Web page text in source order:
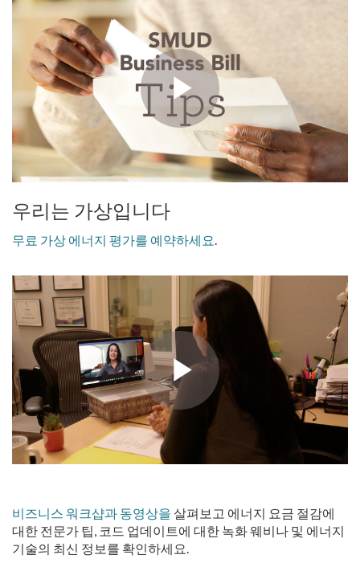
우리는 가상입니다
무료 가상 에너지 평가를 예약하세요.
비즈니스 워크샵과 동영상을 살펴보고 에너지 요금 절감에
대한 전문가 팁, 코드 업데이트에 대한 녹화 웨비나 및 에너지
기술의 최신 정보를 확인하세요.